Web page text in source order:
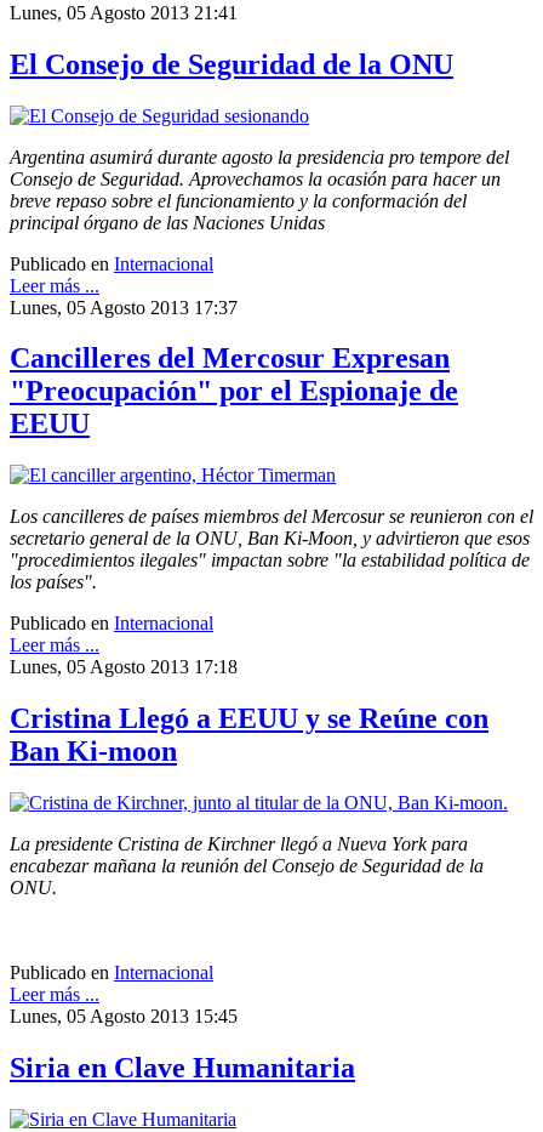
Lunes, 05 Agosto 2013 21:41
El Consejo de Seguridad de la ONU
Argentina asumirá durante agosto la presidencia pro tempore del
Consejo de Seguridad. Aprovechamos la ocasión para hacer un
breve repaso sobre el funcionamiento y la conformación del
principal órgano de las Naciones Unidas
Publicado en Internacional
Leer más ...
Lunes, 05 Agosto 2013 17:37
Cancilleres del Mercosur Expresan
"Preocupación" por el Espionaje de
EEUU
Los cancilleres de países miembros del Mercosur se reunieron con el
secretario general de la ONU, Ban Ki-Moon, y advirtieron que esos
"procedimientos ilegales" impactan sobre "la estabilidad política de
los países".
Publicado en Internacional
Leer más ...
Lunes, 05 Agosto 2013 17:18
Cristina Llegó a EEUU y se Reúne con
Ban Ki-moon
La presidente Cristina de Kirchner llegó a Nueva York para
encabezar mañana la reunión del Consejo de Seguridad de la
ONU.
Publicado en Internacional
Leer más ...
Lunes, 05 Agosto 2013 15:45
Siria en Clave Humanitaria